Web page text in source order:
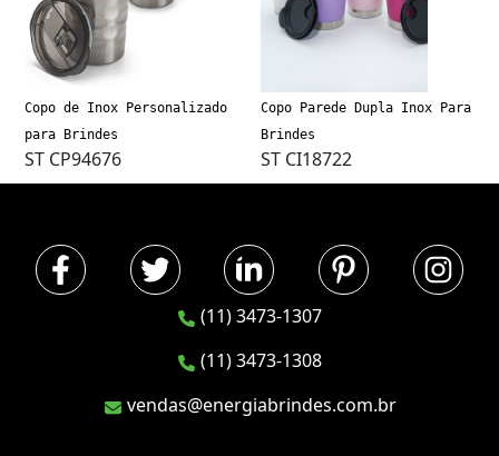
Copo de Inox Personalizado
para Brindes
ST CP94676
Copo Parede Dupla Inox Para
Brindes
ST CI18722
(11) 3473-1307
(11) 3473-1308
vendas@energiabrindes.com.br